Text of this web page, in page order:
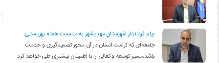
پیام فرماندار شهرستان مهدیشهر به مناسبت هفته بهزیستی:
جامعه‌ای که کرامت انسان در آن محور تصمیم‌گیری و خدمت
باشد،مسیر توسعه و تعالی را با اطمینان بیشتری طی خواهد کرد.